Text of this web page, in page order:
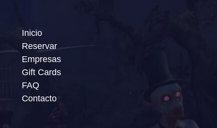
Inicio
Reservar
Empresas
Gift Cards
FAQ
Contacto